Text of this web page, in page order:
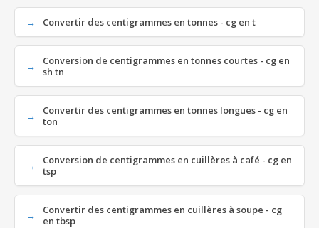
Convertir des centigrammes en tonnes - cg en t
Conversion de centigrammes en tonnes courtes - cg en
sh tn
Convertir des centigrammes en tonnes longues - cg en
ton
Conversion de centigrammes en cuillères à café - cg en
tsp
Convertir des centigrammes en cuillères à soupe - cg
en tbsp